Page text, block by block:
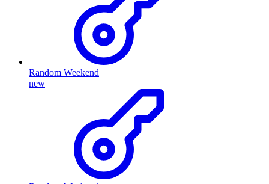
Random Weekend
new